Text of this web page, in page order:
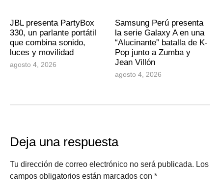
JBL presenta PartyBox
330, un parlante portátil
que combina sonido,
luces y movilidad
agosto 4, 2026
Samsung Perú presenta
la serie Galaxy A en una
“Alucinante” batalla de K-
Pop junto a Zumba y
Jean Villón
agosto 4, 2026
Deja una respuesta
Tu dirección de correo electrónico no será publicada. Los
campos obligatorios están marcados con *